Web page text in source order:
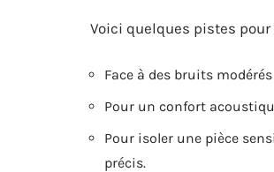
Voici quelques pistes
Face à des bruits
Pour un confort
Pour isoler une pièce
précis.